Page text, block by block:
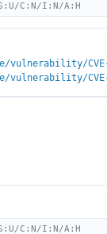
C:N/I:N/A:H
vulnerability/CVE-
vulnerability/CVE-
C:N/I:N/A:H